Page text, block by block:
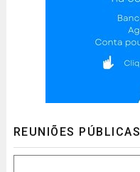
REUNIÕES PÚBLICAS